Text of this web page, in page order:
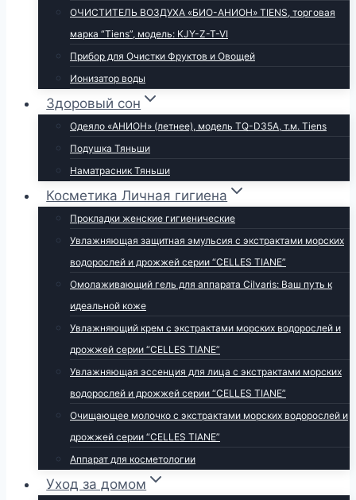
ОЧИСТИТЕЛЬ ВОЗДУХА «БИО-АНИОН» TIENS, торговая
марка “Tiens”, модель: KJY-Z-T-VI
Прибор для Очистки Фруктов и Овощей
Ионизатор воды
Здоровый сон
Одеяло «АНИОН» (летнее), модель TQ-D35A, т.м. Tiens
Подушка Тяньши
Наматрасник Тяньши
Косметика Личная гигиена
Прокладки женские гигиенические
Увлажняющая защитная эмульсия с экстрактами морских
водорослей и дрожжей серии “CELLES TIANE”
Омолаживающий гель для аппарата Cilvaris: Ваш путь к
идеальной коже
Увлажняющий крем с экстрактами морских водорослей и
дрожжей серии “CELLES TIANE”
Увлажняющая эссенция для лица с экстрактами морских
водорослей и дрожжей серии “CELLES TIANE”
Очищающее молочко с экстрактами морских водорослей и
дрожжей серии “CELLES TIANE”
Аппарат для косметологии
Уход за домом